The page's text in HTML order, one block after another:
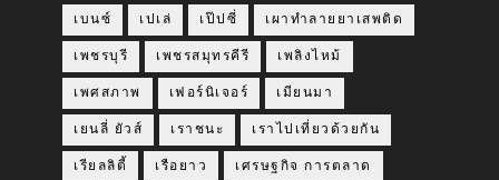
เบนซ์ เปเล่ เป๊ปซี่ เผาทำลายยาเสพติด
เพชรบุรี เพชรสมุทรคีรี เพลิงไหม้
เพศสภาพ เฟอร์นิเจอร์ เมียนมา
เยนลี่ ยัวส์ เราชนะ เราไปเที่ยวด้วยกัน
เรียลลิตี้ เรือยาว เศรษฐกิจ การตลาด